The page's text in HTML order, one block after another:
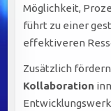
Möglichkeit,
führt zu einer
effektiveren
Zusätzlich
Kollaboration